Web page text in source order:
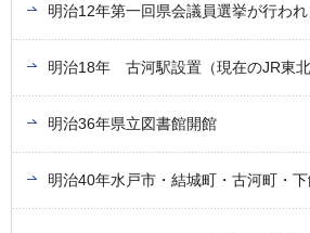
明治12年第一回県会議員選挙が行わ
明治18年 古河駅設置（現在のJR東北
明治36年県立図書館開館
明治40年水戸市・結城町・古河町・